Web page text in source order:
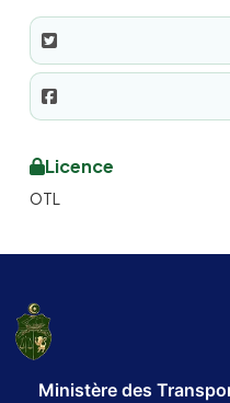
Licence
OTL
Ministère des